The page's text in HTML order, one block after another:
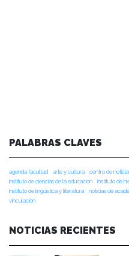
PALABRAS CLAVES
agenda facultad arte y cultura centro de
instituto de ciencias de la educación
instituto de
instituto de lingüística y literatura
noticias de
vinculación
NOTICIAS RECIENTES